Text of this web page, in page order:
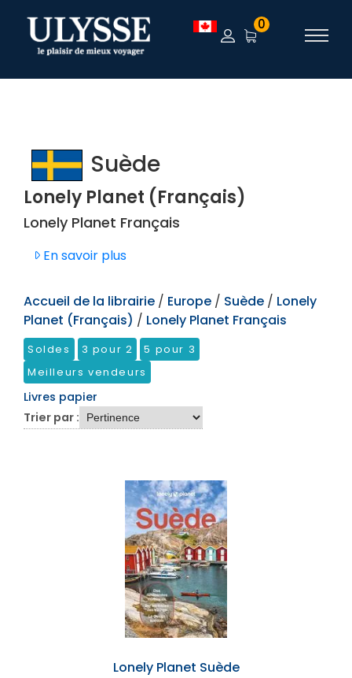
TEST 0
Suède
Lonely Planet (Français)
Lonely Planet Français
En savoir plus
Accueil de la librairie / Europe / Suède / Lonely
Planet (Français) / Lonely Planet Français
Soldes 3 pour 2
5 pour 3
Meilleurs vendeurs
Livres papier
Trier par :
Lonely Planet Suède